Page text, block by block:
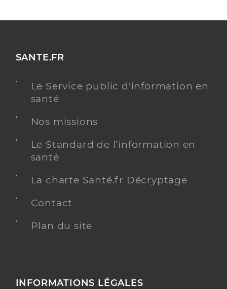
SANTE.FR
Le Service public d'information en
santé
Nos missions
Le Standard de l’information en
santé
La charte Santé.fr Décryptage
Contact
Plan du site
INFORMATIONS LÉGALES